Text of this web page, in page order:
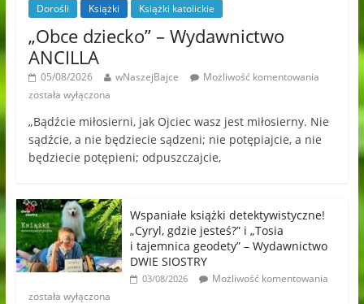
Dorośli Książki Książki katolickie
„Obce dziecko” – Wydawnictwo
ANCILLA
05/08/2026 wNaszejBajce
Możliwość komentowania
została wyłączona
„Bądźcie miłosierni, jak Ojciec wasz jest miłosierny. Nie
sądźcie, a nie będziecie sądzeni; nie potępiajcie, a nie
będziecie potępieni; odpuszczajcie,
Wspaniałe książki detektywistyczne!
„Cyryl, gdzie jesteś?” i „Tosia
i tajemnica geodety” – Wydawnictwo
DWIE SIOSTRY
03/08/2026
Możliwość komentowania
została wyłączona